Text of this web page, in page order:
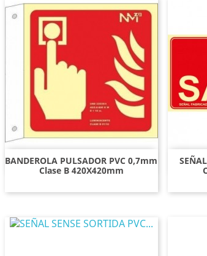
BANDEROLA PULSADOR PVC 0,7mm
Clase B 420X420mm
 Vista rápida